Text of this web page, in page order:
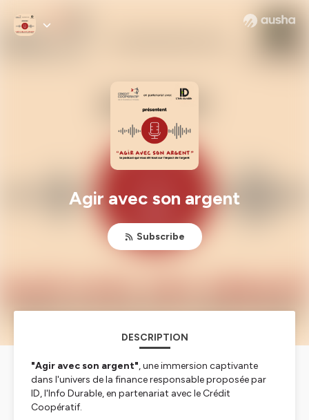
Agir avec son argent
Subscribe
DESCRIPTION
"Agir avec son argent", une immersion captivante
dans l'univers de la finance responsable proposée par
ID, l'Info Durable, en partenariat avec le Crédit
Coopératif.